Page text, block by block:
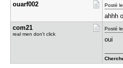
ouarf002 Posté
ahhh
com21
real men don't click
Posté
oui